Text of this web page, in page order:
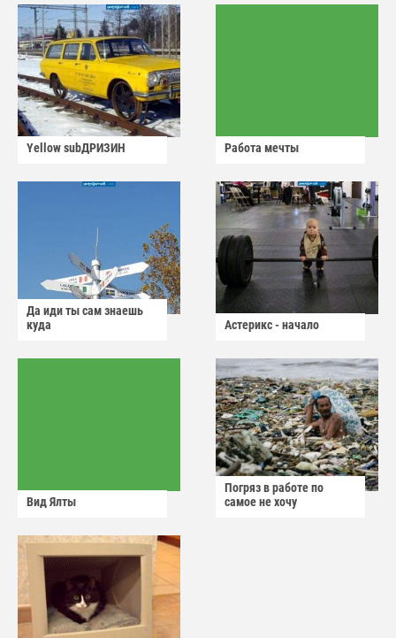
Yellow subДРИЗИН Работа мечты
Да иди ты сам знаешь
куда
Астерикс - начало
Вид Ялты
Погряз в работе по
самое не хочу